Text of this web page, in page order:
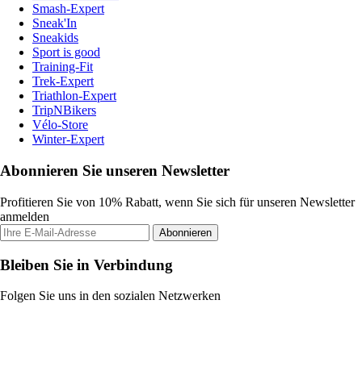
Smash-Expert
Sneak'In
Sneakids
Sport is good
Training-Fit
Trek-Expert
Triathlon-Expert
TripNBikers
Vélo-Store
Winter-Expert
Abonnieren Sie unseren Newsletter
Profitieren Sie von 10% Rabatt, wenn Sie sich für unseren Newsletter
anmelden
Abonnieren
Bleiben Sie in Verbindung
Folgen Sie uns in den sozialen Netzwerken